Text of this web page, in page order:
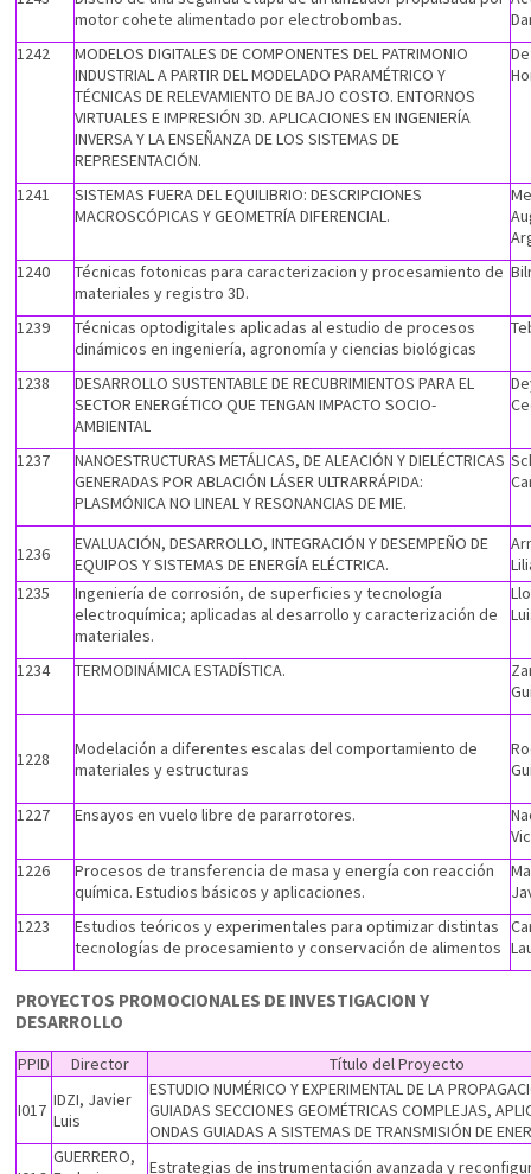
motor cohete alimentado por electrobombas.
1242
MODELOS DIGITALES DE COMPONENTES DEL PATRIMONIO
INDUSTRIAL A PARTIR DEL MODELADO PARAMÉTRICO Y
TÉCNICAS DE RELEVAMIENTO DE BAJO COSTO. ENTORNOS
VIRTUALES E IMPRESIÓN 3D. APLICACIONES EN INGENIERÍA
INVERSA Y LA ENSEÑANZA DE LOS SISTEMAS DE
REPRESENTACIÓN.
1241
SISTEMAS FUERA DEL EQUILIBRIO: DESCRIPCIONES
MACROSCÓPICAS Y GEOMETRÍA DIFERENCIAL.
1240
Técnicas fotonicas para caracterizacion y procesamiento de
materiales y registro 3D.
1239
Técnicas optodigitales aplicadas al estudio de procesos
dinámicos en ingeniería, agronomía y ciencias biológicas
1238
DESARROLLO SUSTENTABLE DE RECUBRIMIENTOS PARA EL
SECTOR ENERGÉTICO QUE TENGAN IMPACTO SOCIO-
AMBIENTAL
1237
NANOESTRUCTURAS METÁLICAS, DE ALEACIÓN Y DIELÉCTRICAS
GENERADAS POR ABLACIÓN LÁSER ULTRARRÁPIDA:
PLASMÓNICA NO LINEAL Y RESONANCIAS DE MIE.
1236
EVALUACIÓN, DESARROLLO, INTEGRACIÓN Y DESEMPEÑO DE
EQUIPOS Y SISTEMAS DE ENERGÍA ELÉCTRICA.
1235
Ingeniería de corrosión, de superficies y tecnología
electroquímica; aplicadas al desarrollo y caracterización de
materiales.
1234 TERMODINÁMICA ESTADÍSTICA.
1228
Modelación a diferentes escalas del comportamiento de
materiales y estructuras
1227 Ensayos en vuelo libre de pararrotores.
1226
Procesos de transferencia de masa y energía con reacción
química. Estudios básicos y aplicaciones.
1223
Estudios teóricos y experimentales para optimizar distintas
tecnologías de procesamiento y conservación de alimentos
PROYECTOS PROMOCIONALES DE INVESTIGACION Y
DESARROLLO
PPID Director Título del Proyecto
I017 IDZI, Javier
Luis
ESTUDIO NUMÉRICO Y EXPERIMENTAL DE LA
GUIADAS SECCIONES GEOMÉTRICAS COMPLEJAS,
ONDAS GUIADAS A SISTEMAS DE TRANSMISIÓN DE
GUERRERO,
Estrategias de instrumentación avanzada y